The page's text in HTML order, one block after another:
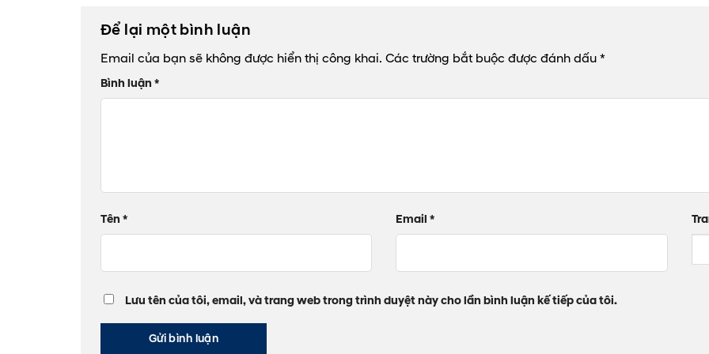
Để lại một bình luận
Email của bạn sẽ không được hiển thị công khai. Các trường bắt buộc được đánh dấu *
Bình luận *
Tên * Email*
Lưu tên của tôi, email, và trang web trong trình duyệt này cho lần bình luận kế tiếp của tôi.